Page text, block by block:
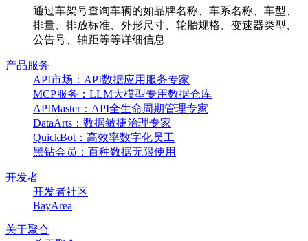
通过车架号查询车辆的如品牌名称、车系名称、车型、
排量、排放标准、外形尺寸、轮胎规格、变速器类型、
公告号、轴距等等详细信息
产品服务
API市场：API数据应用服务专家
MCP服务：LLM大模型专用数据仓库
APIMaster：API全生命周期管理专家
DataArts：数据敏捷治理专家
QuickBot：高效率数字化员工
黑钻会员：百种数据无限使用
开发者
开发者社区
BayArea
关于聚合